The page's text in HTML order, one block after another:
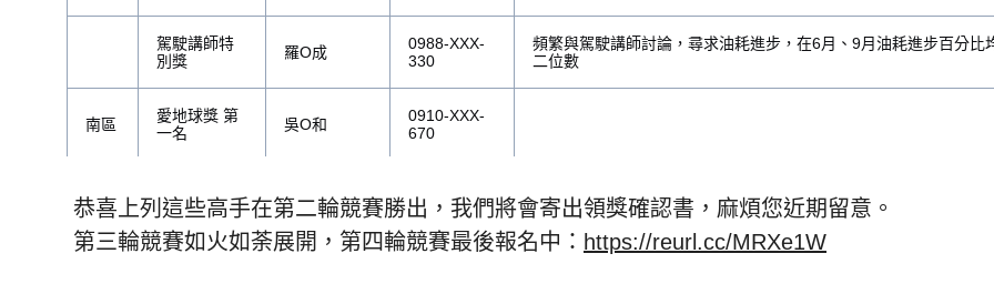
駕駛講師特
別獎
羅O成
0988-XXX-
330
頻繁與駕駛講師討論，尋求油耗進步，在6月、9月油耗進步百分比
二位數
南區
愛地球獎 第
一名
吳O和
0910-XXX-
670
二名
林O豐
079
行駛路程高低速差大，依然維持穩定的油耗成績，且滑行、爬坡與預
恭喜上列這些高手在第二輪競賽勝出，我們將會寄出領獎確認書，麻煩您近期留意。
第三輪競賽如火如荼展開，第四輪競賽最後報名中： https://reurl.cc/MRXe1W